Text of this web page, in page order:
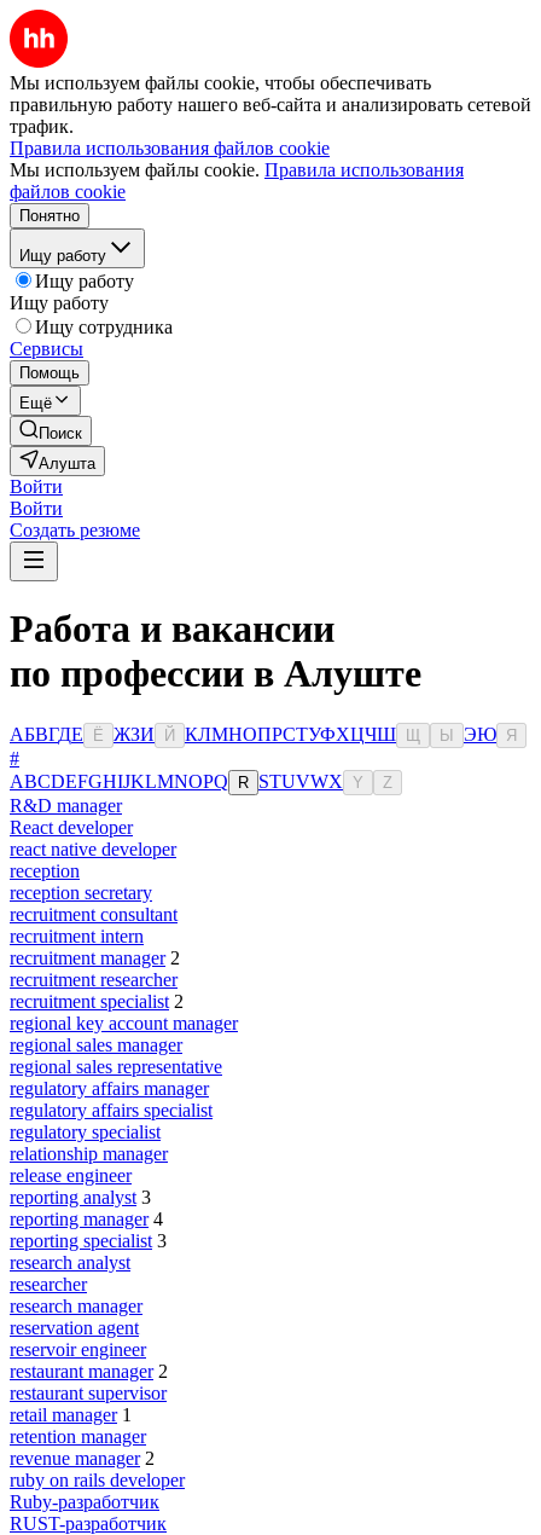
Мы используем файлы cookie, чтобы обеспечивать
правильную работу нашего веб-сайта и анализировать сетевой
трафик.
Правила использования файлов cookie
Мы используем файлы cookie. Правила использования
файлов cookie
Понятно
Ищу работу
Ищу работу
Ищу работу
Ищу сотрудника
Сервисы
Помощь
Ещё
Поиск
Алушта
Войти
Войти
Создать резюме
Работа и вакансии
по профессии в Алуште
АБВГДЕ Ё ЖЗИ Й КЛМНОПРСТУФХЦЧШ Ы ЭЮ Я
#
ABCDEFGHIJKLMNOPQ R STUVWX Y Z
R&D manager
React developer
react native developer
reception
reception secretary
recruitment consultant
recruitment intern
recruitment manager 2
recruitment researcher
recruitment specialist 2
regional key account manager
regional sales manager
regional sales representative
regulatory affairs manager
regulatory affairs specialist
regulatory specialist
relationship manager
release engineer
reporting analyst 3
reporting manager 4
reporting specialist 3
research analyst
researcher
research manager
reservation agent
reservoir engineer
restaurant manager 2
restaurant supervisor
retail manager 1
retention manager
revenue manager 2
ruby on rails developer
Ruby-разработчик
RUST-разработчик